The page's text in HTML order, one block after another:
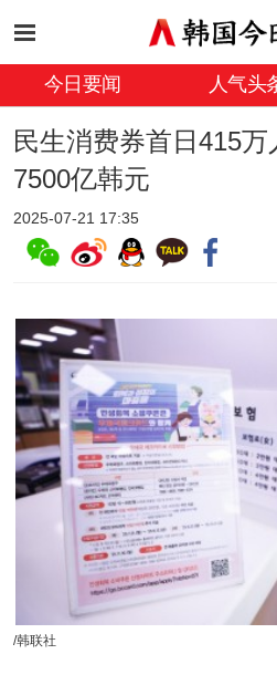
今日要闻 人气头
民生消费券首日415
7500亿韩元
2025-07-21 17:35
/韩联社